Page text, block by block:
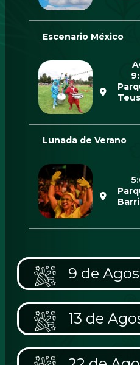
Escenario México
Lunada de Verano
9 de
13 de